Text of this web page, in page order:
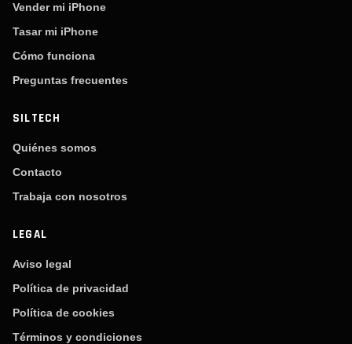
Vender mi iPhone
Tasar mi iPhone
Cómo funciona
Preguntas frecuentes
SILTECH
Quiénes somos
Contacto
Trabaja con nosotros
LEGAL
Aviso legal
Política de privacidad
Política de cookies
Términos y condiciones